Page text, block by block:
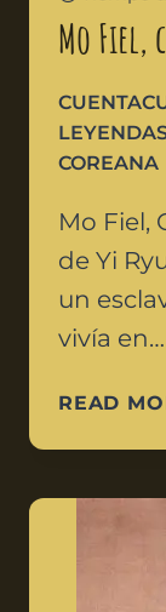
Mo Fiel,
COREANA
Mo Fiel,
de Yi
un
vivía en…
READ